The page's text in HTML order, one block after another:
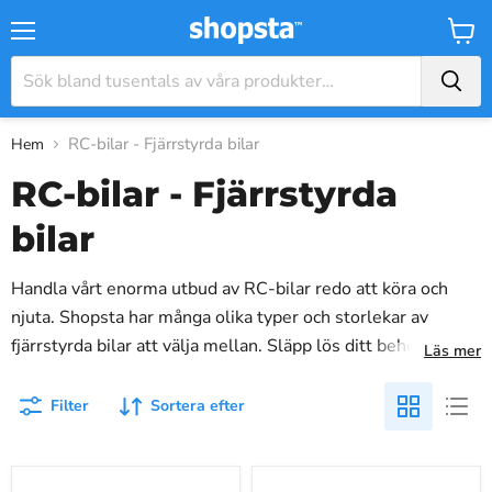
Hem RC-bilar - Fjärrstyrda bilar
RC-bilar - Fjärrstyrda
bilar
Handla vårt enorma utbud av RC-bilar redo att köra och
njuta. Shopsta har många olika typer och storlekar av
fjärrstyrda bilar att välja mellan. Släpp lös ditt behov av
för både barn och vuxna, vår kollektion inkluderar
Läs mer
Filter Sortera efter